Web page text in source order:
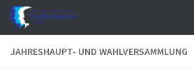
Zum Inhalt springen
JAHRESHAUPT- UND WAHLVERSAMMLUNG